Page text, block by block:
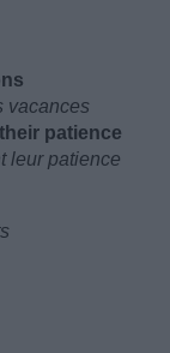
vacances
patience
leur patience